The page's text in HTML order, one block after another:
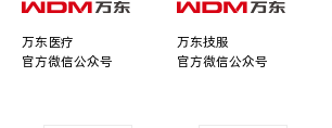
万东医疗
官方微信公众号
万东技服
官方微信公众号